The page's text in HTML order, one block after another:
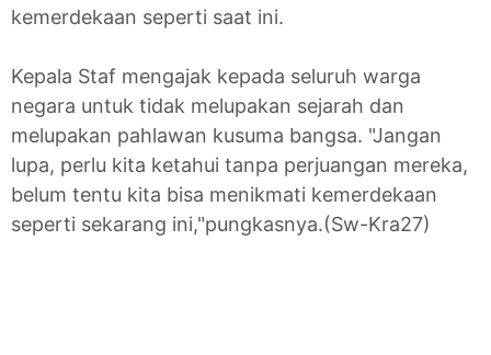
kemerdekaan seperti saat ini.
Kepala Staf mengajak kepada seluruh warga
negara untuk tidak melupakan sejarah dan
melupakan pahlawan kusuma bangsa. "Jangan
lupa, perlu kita ketahui tanpa perjuangan mereka,
belum tentu kita bisa menikmati kemerdekaan
seperti sekarang ini,"pungkasnya.(Sw-Kra27)